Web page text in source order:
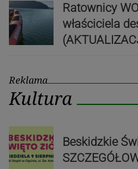
Ratownicy
właściciela
Reklama
Kultura
Beskidzkie